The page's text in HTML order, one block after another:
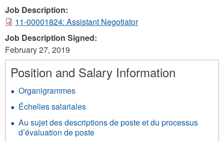
Job Description:
11-00001824: Assistant Negotiator
Job Description Signed:
February 27, 2019
Position and Salary Information
Organigrammes
Échelles salariales
Au sujet des descriptions de poste et du processus
d’évaluation de poste